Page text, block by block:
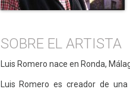
SOBRE EL ARTISTA
Luis Romero nace en Ronda,
Luis Romero es creador de